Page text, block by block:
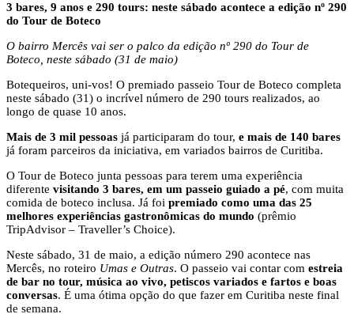
3 bares, 9 anos e 290 tours: neste sábado acontece a edição nº 290
do Tour de Boteco
O bairro Mercês vai ser o palco da edição nº 290 do Tour de
Boteco, neste sábado (31 de maio)
Botequeiros, uni-vos! O premiado passeio Tour de Boteco completa
neste sábado (31) o incrível número de 290 tours realizados, ao
longo de quase 10 anos.
Mais de 3 mil pessoas já participaram do tour, e mais de 140 bares
já foram parceiros da iniciativa, em variados bairros de Curitiba.
O Tour de Boteco junta pessoas para terem uma experiência
diferente visitando 3 bares, em um passeio guiado a pé, com muita
comida de boteco inclusa. Já foi premiado como uma das 25
melhores experiências gastronômicas do mundo (prêmio
TripAdvisor – Traveller’s Choice).
Neste sábado, 31 de maio, a edição número 290 acontece nas
Mercês, no roteiro Umas e Outras. O passeio vai contar com estreia
de bar no tour, música ao vivo, petiscos variados e fartos e boas
conversas. É uma ótima opção do que fazer em Curitiba neste final
de semana.